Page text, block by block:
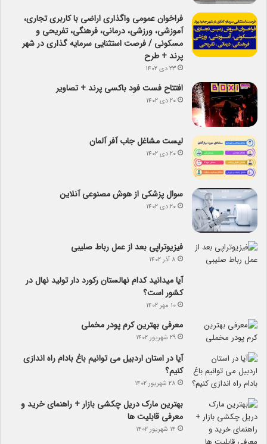
فراخوان عمومی واگذاری اراضی با کاربری تجاری،
آموزشی، ورزشی، درمانی، فرهنگی، تفریحی و
مسکونی / فرصت استثنایی سرمایه گذاری در شهر
پرند + طرح
۲۳ دی ۱۴۰۲
افتتاح فست فود باکسی پرند + تصاویر
۲۰ دی ۱۴۰۲
لیست مشاغل جاب آفر آلمان
۲۰ دی ۱۴۰۲
سوال پزشکی از هوش مصنوعی آنلاین
۲۰ دی ۱۴۰۲
فیزیوتراپی بعد از عمل رباط صلیبی
۸ آذر ۱۴۰۲
آیا می­دانید کدام نهالستان رکورد دار تولید نهال­ در
کشور است؟
۱۰ مهر ۱۴۰۲
معرفی بهترین کرم پودر مخملی
۲۹ شهریور ۱۴۰۲
آیا در استان اردبیل می توانیم باغ بادام راه اندازی
کنیم؟
۲۸ شهریور ۱۴۰۲
بهترین مارک دریل چکشی بازار + راهنمای خرید و
معرفی قابلیت ها
۱۴ شهریور ۱۴۰۲